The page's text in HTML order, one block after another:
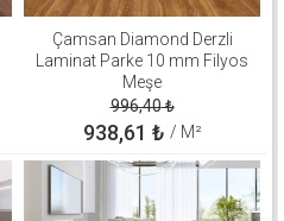
Çamsan Diamond Derzli
Laminat Parke 10 mm Filyos
Meşe
996,40₺
938,61 ₺ / M²